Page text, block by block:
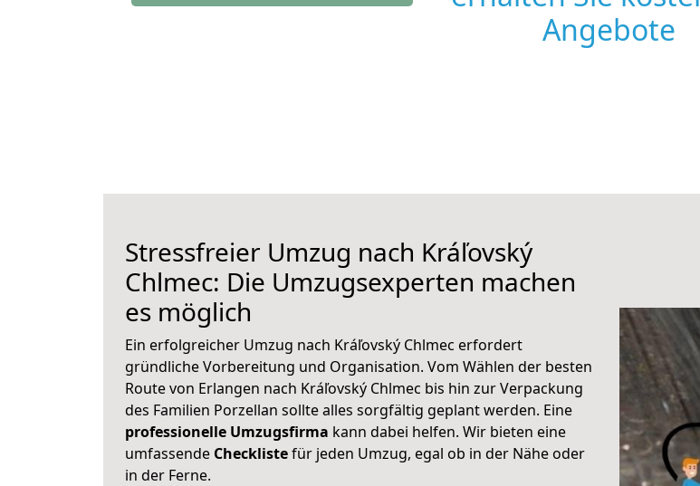
Angebote
Stressfreier Umzug nach Kráľovský
Chlmec: Die Umzugsexperten machen
es möglich
Ein erfolgreicher Umzug nach Kráľovský Chlmec erfordert
gründliche Vorbereitung und Organisation. Vom Wählen der besten
Route von Erlangen nach Kráľovský Chlmec bis hin zur Verpackung
des Familien Porzellan sollte alles sorgfältig geplant werden. Eine
professionelle Umzugsfirma kann dabei helfen. Wir bieten eine
umfassende Checklistefür jeden Umzug, egal ob in der Nähe oder
in der Ferne.